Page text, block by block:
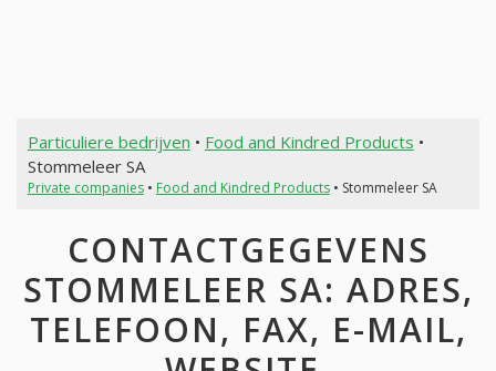
Particuliere bedrijven • Food and Kindred Products •
Stommeleer SA
Private companies• Food and Kindred Products• Stommeleer SA
CONTACTGEGEVENS
STOMMELEER SA: ADRES,
TELEFOON, FAX, E-MAIL,